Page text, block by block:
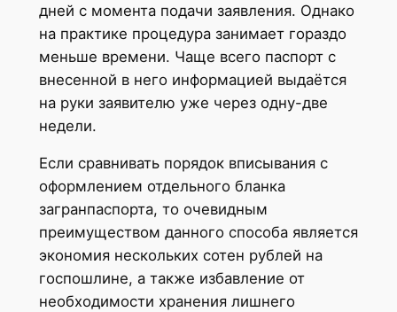
дней с момента подачи заявления. Однако
на практике процедура занимает гораздо
меньше времени. Чаще всего паспорт с
внесенной в него информацией выдаётся
на руки заявителю уже через одну-две
недели.
Если сравнивать порядок вписывания с
оформлением отдельного бланка
загранпаспорта, то очевидным
преимуществом данного способа является
экономия нескольких сотен рублей на
госпошлине, а также избавление от
необходимости хранения лишнего